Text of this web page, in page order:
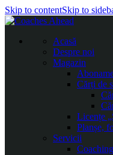
Skip to contentSkip to
Acasă
Despre noi
Magazin
Cărți de
Licențe
Planșe,
Servicii